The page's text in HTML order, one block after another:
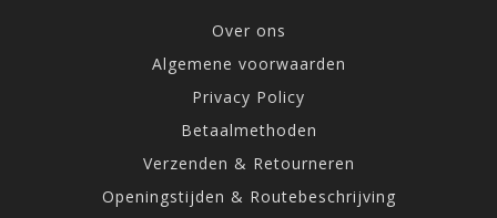
Over ons
Algemene voorwaarden
Privacy Policy
Betaalmethoden
Verzenden & Retourneren
Openingstijden & Routebeschrijving